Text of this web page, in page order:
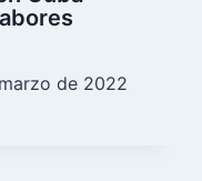
de 2022